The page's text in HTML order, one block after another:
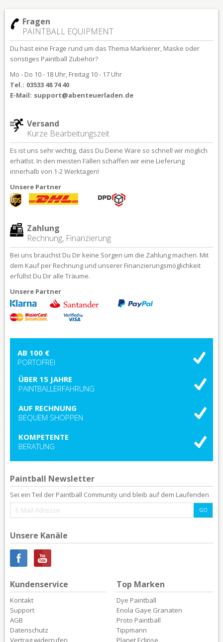
Fragen
PAINTBALL EQUIPMENT
Du hast eine Frage rund um das Thema Markierer, Maske oder
sonstiges Paintball Zubehör?
Mo - Do 10 - 18 Uhr, Freitag 10 - 17 Uhr
Tel.: 03533 48 74 40
E-Mail: support@abenteuerladen.de
Versand
Kurze Bearbeitungszeit
Es ist uns sehr wichtig, dass Du Deine Ware so schnell wir möglich
erhätlst. In den meisten Fällen schaffen wir eine Lieferung
innerhalb von 1-2 Werktagen!
Unsere Partner
Zahlung
Rechnung, Finanzierung
Bei uns brauchst Du Dir keine Sorgen um die Zahlung machen. Mit
dem Kauf per Rechnung und unserer Finanzierungsmöglichkeit
erfüllst Du Dir alle Träume.
Unsere Partner
AB 100 €
PORTOFREI
ÜBER 15 JAHRE
PAINTBALLERFAHRUNG
AUF RECHNUNG
BEQUEM SHOPPEN
KOMPETENTE
BERATUNG
Paintball Newsletter
Sei ein Teil der Paintball Community und bleib auf dem Laufenden
Unsere Kanäle
Kundenservice
Kontakt
Support
AGB
Datenschutz
Vertrag widerrufen
Top Marken
Dye Paintball
Enola Gaye Granaten
Proto Paintball
Tippmann
Planet Eclipse